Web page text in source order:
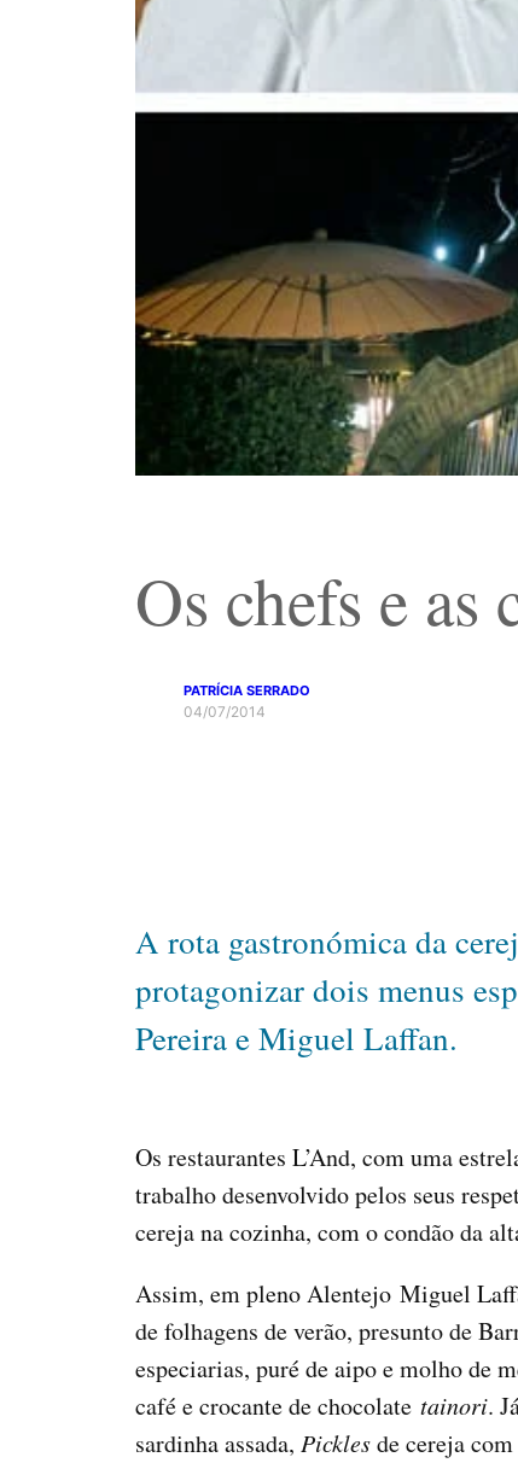
Os chefs e
PATRÍCIA SERRADO
04/07/2014
A rota gastronómica da
protagonizar dois menus
Pereira e Miguel Laffan.
Os restaurantes L’And, com uma
trabalho desenvolvido pelos seus
cereja na cozinha, com o condão da
Assim, em pleno Alentejo Miguel
de folhagens de verão, presunto de
especiarias, puré de aipo e molho de
café e crocante de chocolate tainori.
sardinha assada, Picklesde cereja